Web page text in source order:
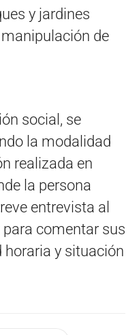
y jardines
de
social, se
la modalidad
realizada en
la persona
entrevista al
comentar sus
horaria y situación